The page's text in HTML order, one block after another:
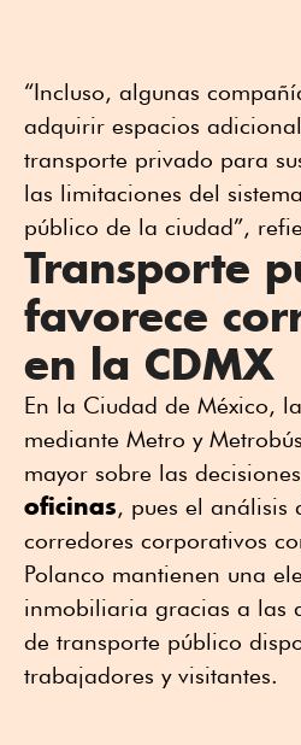
“Incluso, algunas
adquirir espacios
transporte privado para
las limitaciones del
público de la ciudad”,
Transporte
favorece
en la CDMX
En la Ciudad de México,
mediante Metro y
mayor sobre las
oficinas, pues el análisis
corredores corporativos
Polanco mantienen una
inmobiliaria gracias a las
de transporte público
trabajadores y visitantes.